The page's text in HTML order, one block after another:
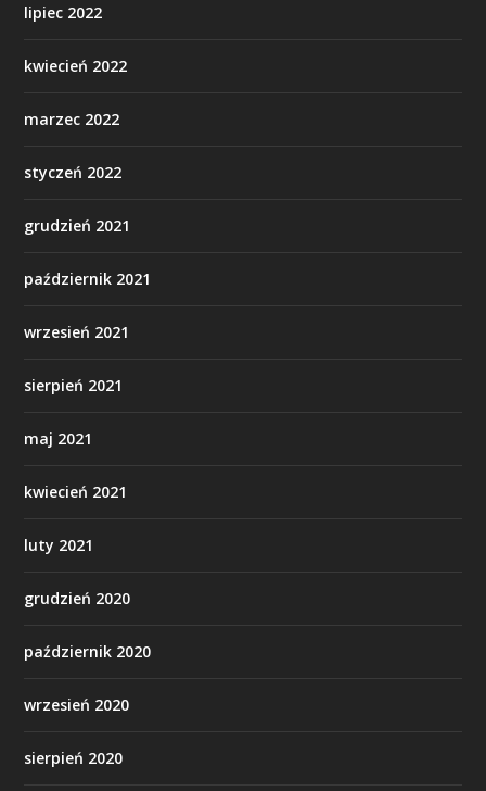
lipiec 2022
kwiecień 2022
marzec 2022
styczeń 2022
grudzień 2021
październik 2021
wrzesień 2021
sierpień 2021
maj 2021
kwiecień 2021
luty 2021
grudzień 2020
październik 2020
wrzesień 2020
sierpień 2020